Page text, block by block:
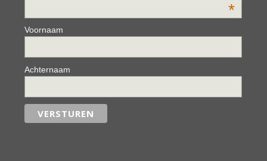
*
Voornaam
Achternaam